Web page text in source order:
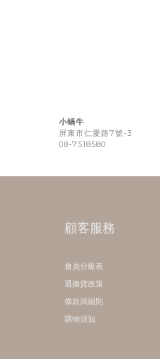
小蝸牛
屏東市仁愛路7號-3
08-7518580
顧客服務
會員分級表
退換貨政策
條款與細則
購物須知